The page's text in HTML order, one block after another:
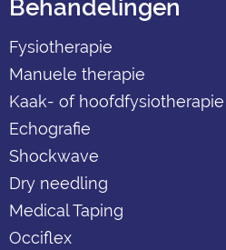
Behandelingen
Fysiotherapie
Manuele therapie
Kaak- of hoofdfysiotherapie
Echografie
Shockwave
Dry needling
Medical Taping
Occiflex